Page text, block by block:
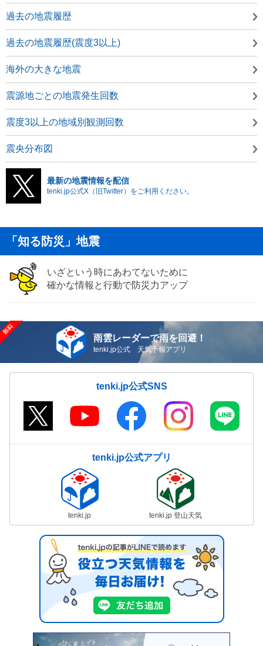
過去の地震履歴
過去の地震履歴(震度3以上)
海外の大きな地震
震源地ごとの地震発生回数
震度3以上の地域別観測回数
震央分布図
最新の地震情報を配信
tenki.jp公式X（旧Twitter）をご利用ください。
「知る防災」地震
いざという時にあわてないために
確かな情報と行動で防災力アップ
雨雲レーダーで雨を回避！
tenki.jp公式 天気予報アプリ
tenki.jp公式SNS
tenki.jp公式アプリ
tenki.jp tenki.jp 登山天気